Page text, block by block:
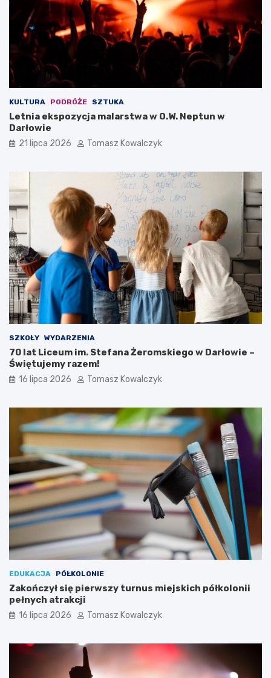
KULTURA PODRÓŻE SZTUKA
Letnia ekspozycja malarstwa w O.W. Neptun w
Darłowie
21 lipca 2026 Tomasz Kowalczyk
SZKOŁY WYDARZENIA
70 lat Liceum im. Stefana Żeromskiego w Darłowie –
Świętujemy razem!
16 lipca 2026 Tomasz Kowalczyk
EDUKACJA PÓŁKOLONIE
Zakończył się pierwszy turnus miejskich półkolonii
pełnych atrakcji
16 lipca 2026 Tomasz Kowalczyk